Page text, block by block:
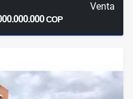
Venta
COP